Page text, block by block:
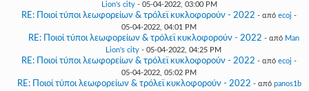
Lion's city- 05-04-2022, 03:00 PM
RE: Ποιοί τύποι λεωφορείων & τρόλεϊ κυκλοφορούν - 2022 - από ecoj -
05-04-2022, 04:01 PM
RE: Ποιοί τύποι λεωφορείων & τρόλεϊ κυκλοφορούν - 2022 - από Man
Lion's city - 05-04-2022, 04:25 PM
RE: Ποιοί τύποι λεωφορείων & τρόλεϊ κυκλοφορούν - 2022 - από ecoj -
05-04-2022, 05:02 PM
RE: Ποιοί τύποι λεωφορείων & τρόλεϊ κυκλοφορούν - 2022 - από panos1b